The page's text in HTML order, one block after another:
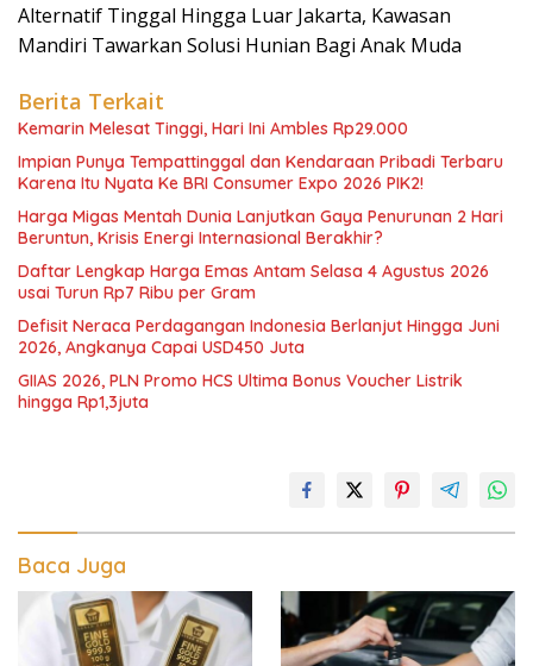
Alternatif Tinggal Hingga Luar Jakarta, Kawasan
Mandiri Tawarkan Solusi Hunian Bagi Anak Muda
Berita Terkait
Kemarin Melesat Tinggi, Hari Ini Ambles Rp29.000
Impian Punya Tempattinggal dan Kendaraan Pribadi Terbaru
Karena Itu Nyata Ke BRI Consumer Expo 2026 PIK2!
Harga Migas Mentah Dunia Lanjutkan Gaya Penurunan 2 Hari
Beruntun, Krisis Energi Internasional Berakhir?
Daftar Lengkap Harga Emas Antam Selasa 4 Agustus 2026
usai Turun Rp7 Ribu per Gram
Defisit Neraca Perdagangan Indonesia Berlanjut Hingga Juni
2026, Angkanya Capai USD450 Juta
GIIAS 2026, PLN Promo HCS Ultima Bonus Voucher Listrik
hingga Rp1,3juta
Baca Juga